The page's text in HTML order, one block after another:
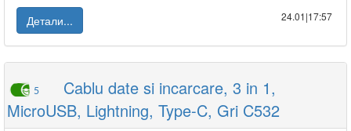
Детали...
24.01|17:57
5
Cablu date si incarcare, 3 in 1,
MicroUSB, Lightning, Type-C, Gri C532